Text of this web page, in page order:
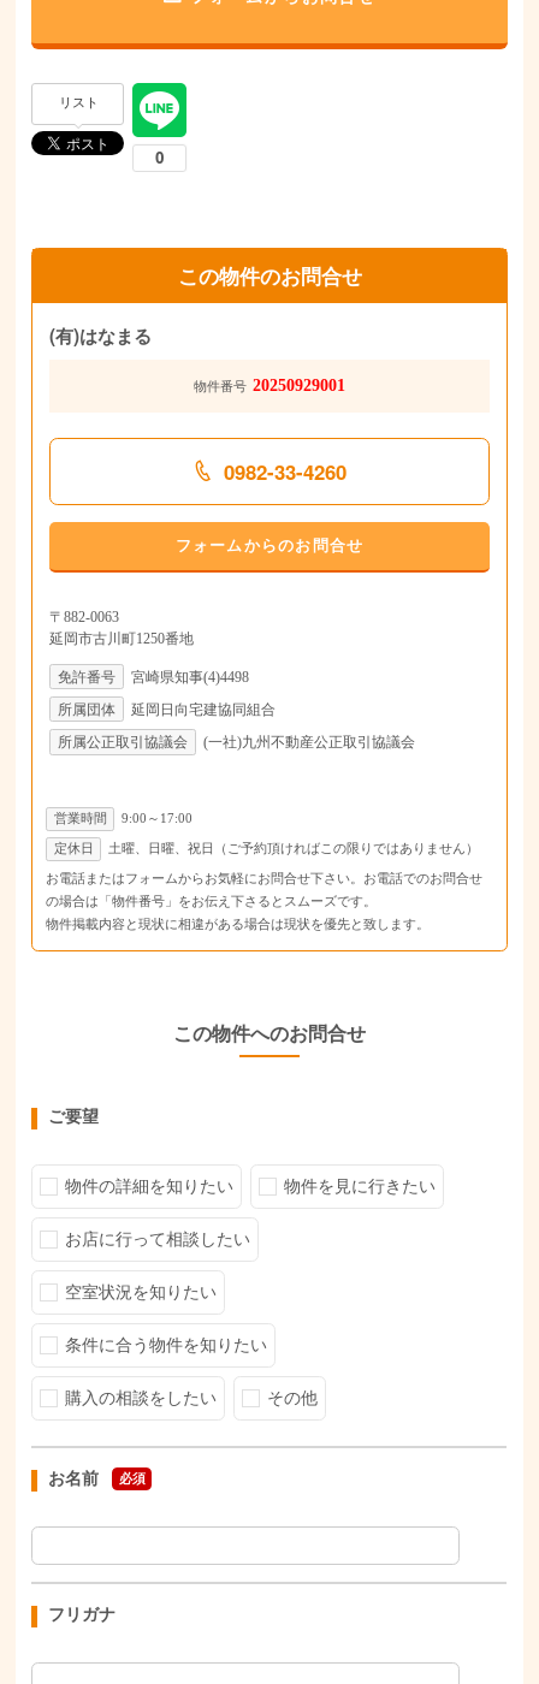
リスト
この物件のお問合せ
(有)はなまる
物件番号 20250929001
0982-33-4260
フォームからのお問合せ
〒882-0063
延岡市古川町1250番地
免許番号
宮崎県知事(4)4498
所属団体
延岡日向宅建協同組合
所属公正取引協議会
(一社)九州不動産公正取引協議会
営業時間 9:00～17:00
定休日 土曜、日曜、祝日（ご予約頂ければこの限りではありません）
お電話またはフォームからお気軽にお問合せ下さい。お電話でのお問合せ
の場合は「物件番号」をお伝え下さるとスムーズです。
物件掲載内容と現状に相違がある場合は現状を優先と致します。
この物件へのお問合せ
ご要望
物件の詳細を知りたい 物件を見に行きたい
お店に行って相談したい
空室状況を知りたい
条件に合う物件を知りたい
購入の相談をしたい その他
お名前 必須
フリガナ